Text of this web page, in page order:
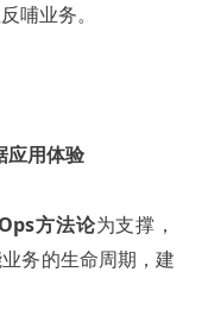
哺业务。
应用体验
方法论为支撑，
务的生命周期，建